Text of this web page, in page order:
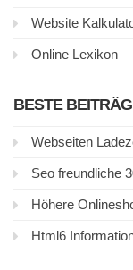
Website
Online Lexikon
BESTE
Webseiten
Seo freundliche
Höhere
Html6